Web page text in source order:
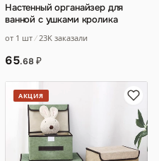
Настенный органайзер для
ванной с ушками кролика
от 1 шт 23K заказали
65.68₽
АКЦИЯ